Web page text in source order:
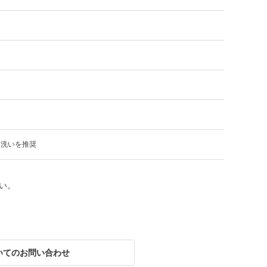
いを推奨
。
てのお問い合わせ